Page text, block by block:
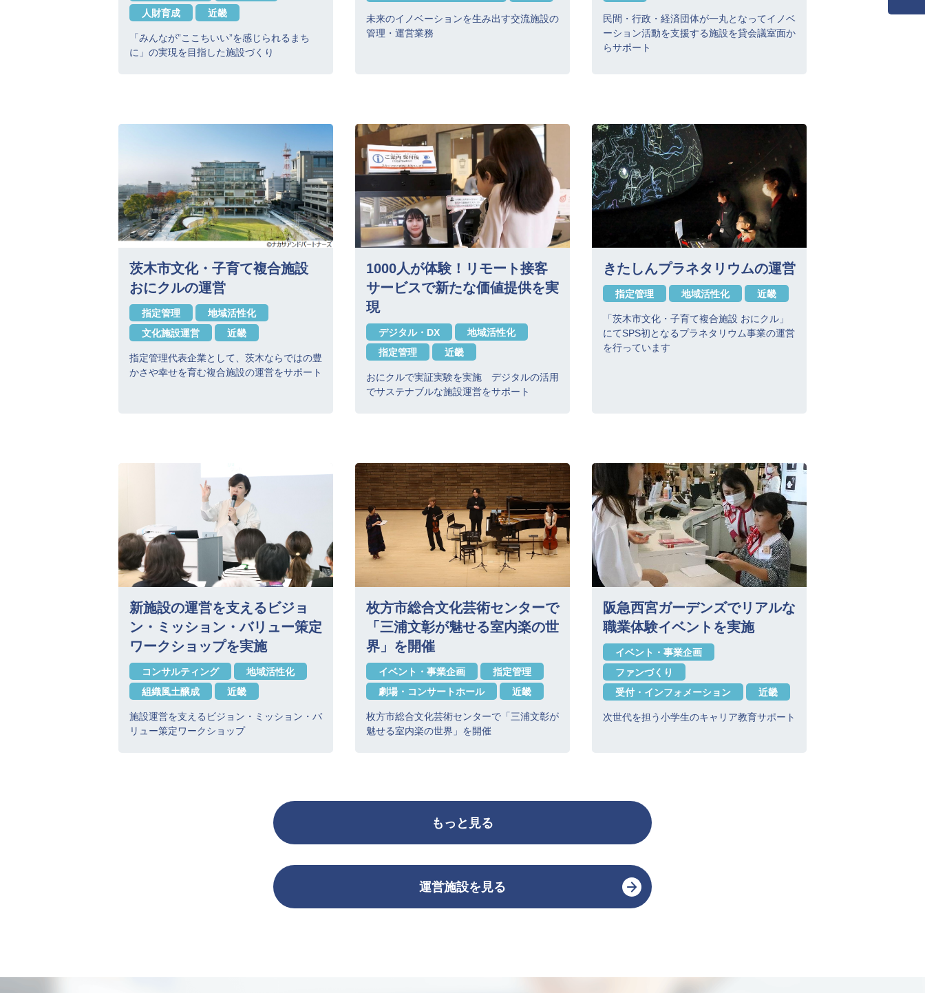
人財育成
近畿
「みんなが”ここちいい”を感じられるまち
に」の実現を目指した施設づくり
未来のイノベーションを生み出す交流施設の
管理・運営業務
民間・行政・経済団体が一丸となってイノベ
ーション活動を支援する施設を貸会議室面か
らサポート
茨木市文化・子育て複合施設
おにクルの運営
指定管理
地域活性化
文化施設運営
近畿
指定管理代表企業として、茨木ならではの豊
かさや幸せを育む複合施設の運営をサポート
1000人が体験！リモート接客
サービスで新たな価値提供を実
現
デジタル・DX
地域活性化
指定管理
近畿
おにクルで実証実験を実施 デジタルの活用
でサステナブルな施設運営をサポート
きたしんプラネタリウムの運営
指定管理 地域活性化 近畿
「茨木市文化・子育て複合施設 おにクル」
にてSPS初となるプラネタリウム事業の運営
を行っています
新施設の運営を支えるビジョ
ン・ミッション・バリュー策定
ワークショップを実施
コンサルティング
地域活性化
組織風土醸成
近畿
施設運営を支えるビジョン・ミッション・バ
リュー策定ワークショップ
枚方市総合文化芸術センターで
「三浦文彰が魅せる室内楽の世
界」を開催
イベント・事業企画
指定管理
劇場・コンサートホール
近畿
枚方市総合文化芸術センターで「三浦文彰が
魅せる室内楽の世界」を開催
阪急西宮ガーデンズでリアルな
職業体験イベントを実施
イベント・事業企画
ファンづくり
受付・インフォメーション
近畿
次世代を担う小学生のキャリア教育サポート
もっと見る
運営施設を見る